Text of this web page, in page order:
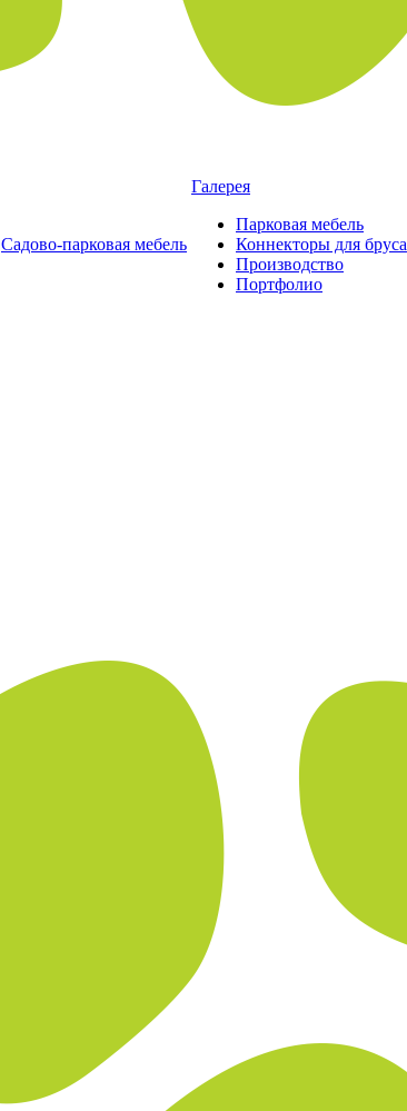
Садово-парковая мебель
Галерея
Парковая мебель
Коннекторы для бруса
Производство
Портфолио